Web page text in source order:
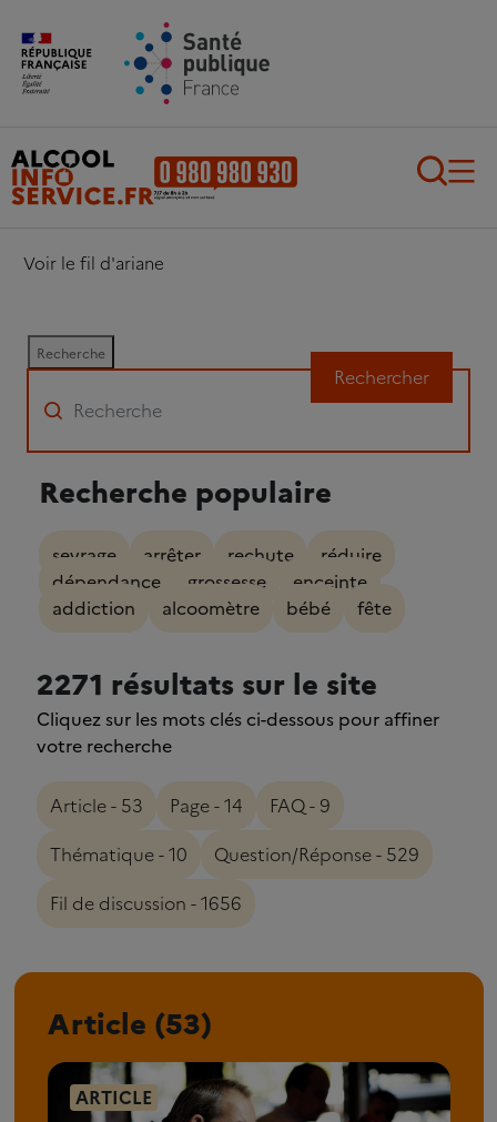
Aller au contenu principal
Voir le fil d'ariane
Recherche
Rechercher
Recherche populaire
sevrage arrêter rechute
réduire
dépendance
grossesse
enceinte
addiction
alcoomètre bébé fête
2271 résultats sur le site
Cliquez sur les mots clés ci-dessous pour affiner
votre recherche
Article - 53 Page - 14
FAQ - 9
Thématique - 10
Question/Réponse - 529
Fil de discussion - 1656
Article (53)
ARTICLE